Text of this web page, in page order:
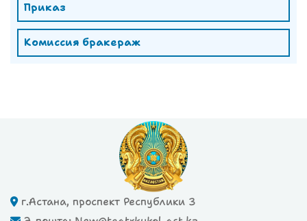
Приказ
Комиссия бракераж
г.Астана, проспект Республики 3